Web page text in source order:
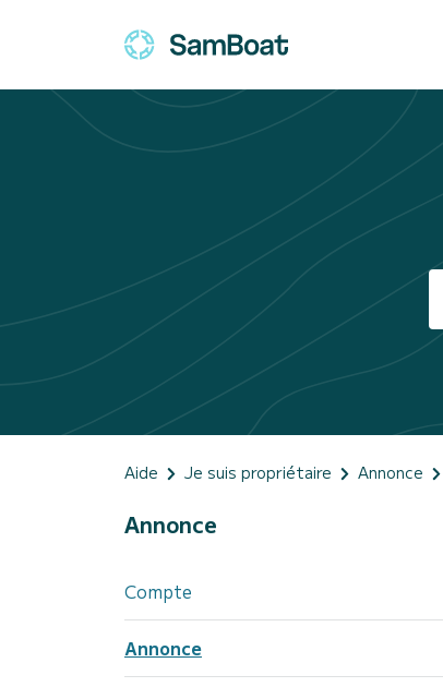
Aide Je suis propriétaire Annonce
Annonce
Compte
Annonce